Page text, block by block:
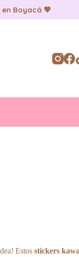
Boyacá 💖
Estos stickers